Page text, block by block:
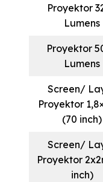
Proyektor
Lumens
Proyektor
Lumens
Screen/
Proyektor
(70 inch)
Screen/
Proyektor
inch)